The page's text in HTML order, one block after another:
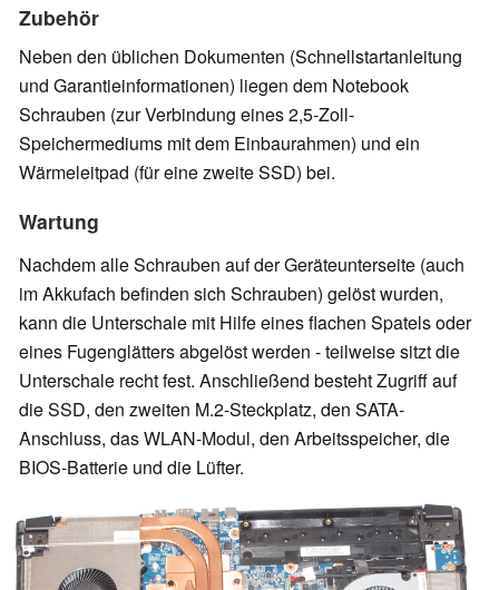
Zubehör
Neben den üblichen Dokumenten (Schnellstartanleitung
und Garantieinformationen) liegen dem Notebook
Schrauben (zur Verbindung eines 2,5-Zoll-
Speichermediums mit dem Einbaurahmen) und ein
Wärmeleitpad (für eine zweite SSD) bei.
Wartung
Nachdem alle Schrauben auf der Geräteunterseite (auch
im Akkufach befinden sich Schrauben) gelöst wurden,
kann die Unterschale mit Hilfe eines flachen Spatels oder
eines Fugenglätters abgelöst werden - teilweise sitzt die
Unterschale recht fest. Anschließend besteht Zugriff auf
die SSD, den zweiten M.2-Steckplatz, den SATA-
Anschluss, das WLAN-Modul, den Arbeitsspeicher, die
BIOS-Batterie und die Lüfter.